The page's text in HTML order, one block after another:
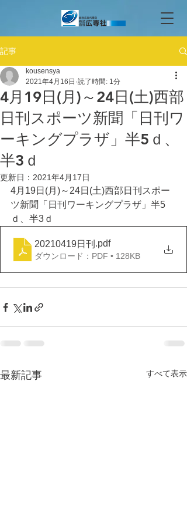
記事
4月19日(月)～24日(土)西部
日刊スポーツ新聞「日刊ワ
ーキングプラザ」半5ｄ、
半3ｄ
kousensya
2021年4月16日 読了時間: 1分
更新日： 2021年4月17日
4月19日(月)～24日(土)西部日刊スポー
ツ新聞「日刊ワーキングプラザ」半5
ｄ、半3ｄ
20210419日刊 .pdf
ダウンロード：PDF • 128KB
最新記事 すべて表示